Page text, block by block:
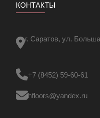
КОНТАКТЫ
г. Саратов, ул.
+7 (8452) 59-60-61
hfloors@yandex.ru